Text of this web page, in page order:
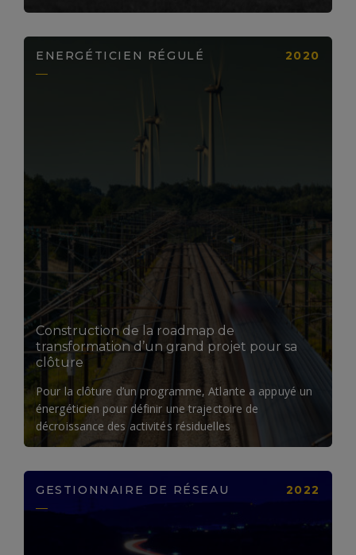
ENERGÉTICIEN RÉGULÉ 2020
Construction de la roadmap de
transformation d’un grand projet pour sa
clôture
Pour la clôture d’un programme, Atlante a appuyé un
énergéticien pour définir une trajectoire de
décroissance des activités résiduelles
GESTIONNAIRE DE RÉSEAU 2022
LIRE LA SUITE